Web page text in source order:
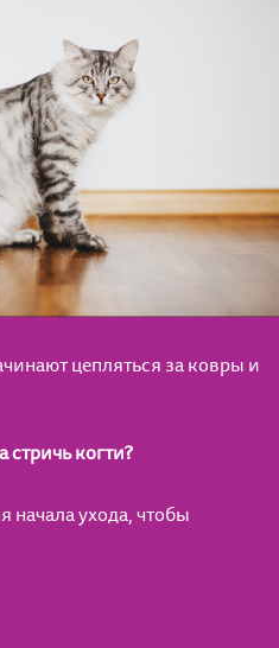
цепляться за ковры и
когти?
начала ухода, чтобы